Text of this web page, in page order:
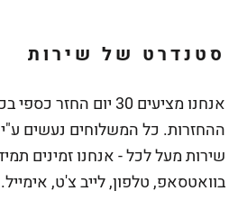
סטנדרט של שירות
אנחנו מציעים 30 יום
ההחזרות. כל המשלוחים נעשים
שירות מעל לכל - אנחנו זמינים
בוואטסאפ, טלפון, לייב צ'ט, אימייל.